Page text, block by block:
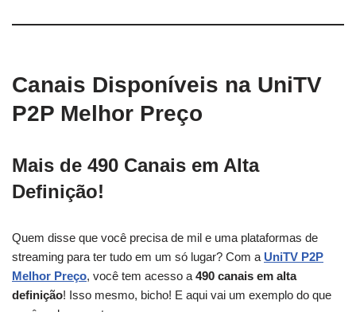
Canais Disponíveis na UniTV
P2P Melhor Preço
Mais de 490 Canais em Alta
Definição!
Quem disse que você precisa de mil e uma plataformas de
streaming para ter tudo em um só lugar? Com a UniTV P2P
Melhor Preço, você tem acesso a 490 canais em alta
definição! Isso mesmo, bicho! E aqui vai um exemplo do que